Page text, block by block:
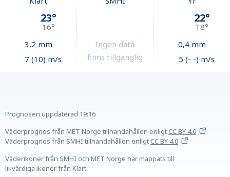
23°
16°
3,2 mm
7 (10) m/s
Ingen data
finns tillgänglig
22°
18°
0,4mm
5 (- -) m/s
Prognosen uppdaterad 19:16
Väderprognos från MET Norge tillhandahållen enligtCC BY 4.0
Väderprognos från SMHI tillhandahållen enligtCC BY 4.0
Väderikoner från SMHI och MET Norge har mappats till
likvärdiga ikoner från Klart.